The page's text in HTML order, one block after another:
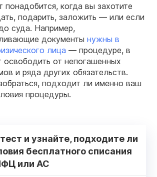
понадобится, когда вы захотите
подарить, заложить — или если
суда. Например,
документы нужны в
лица — процедуре, в
освободить от непогашенных
и ряда других обязательств.
подходит ли именно ваш
процедуры.
и узнайте, подходите ли
бесплатного списания
или АС